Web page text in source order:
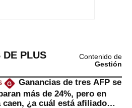
DE PLUS
Contenido de
Gestión
G
Ganancias de tres AFP se
más de 24%, pero en
caen, ¿a cuál está afiliado